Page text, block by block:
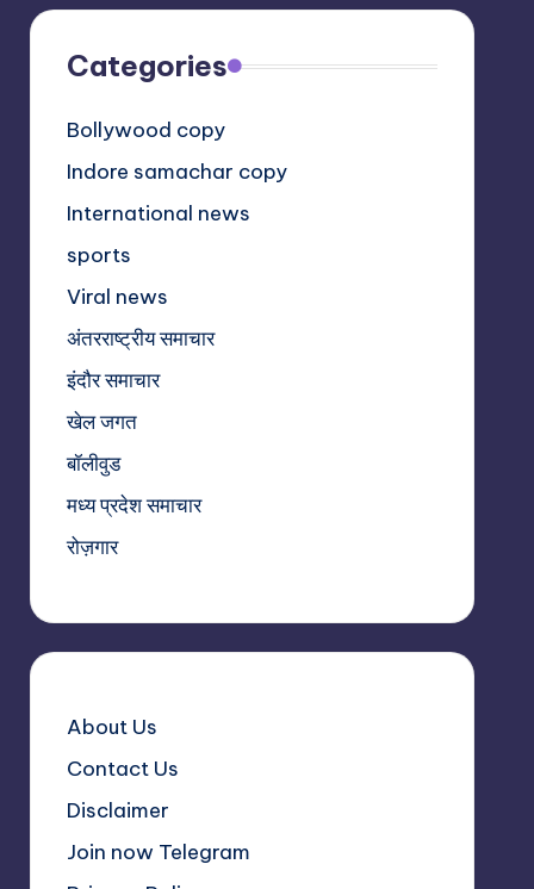
Categories
Bollywood copy
Indore samachar copy
International news
sports
Viral news
अंतरराष्ट्रीय समाचार
इंदौर समाचार
खेल जगत
बॉलीवुड
मध्य प्रदेश समाचार
रोज़गार
About Us
Contact Us
Disclaimer
Join now Telegram